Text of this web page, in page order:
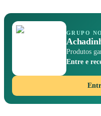
GRUPO
Produtos
Entre e